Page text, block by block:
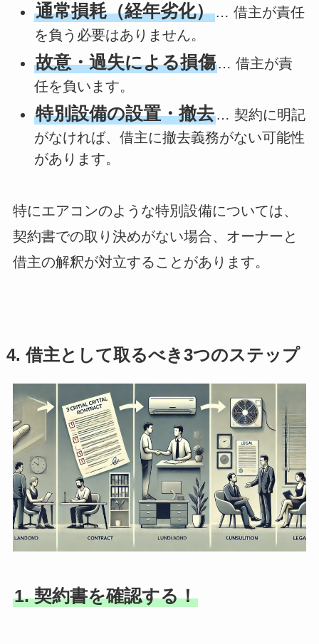
通常損耗（経年劣化）… 借主が責任
を負う必要はありません。
故意・過失による損傷… 借主が責
任を負います。
特別設備の設置・撤去… 契約に明記
がなければ、借主に撤去義務がない可能性
があります。
特にエアコンのような特別設備については、
契約書での取り決めがない場合、オーナーと
借主の解釈が対立することがあります。
4. 借主として取るべき3つのステップ
1. 契約書を確認する！